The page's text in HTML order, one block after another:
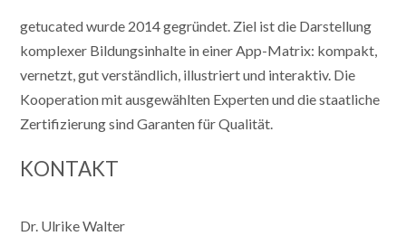
getucated wurde 2014 gegründet. Ziel ist die Darstellung
komplexer Bildungsinhalte in einer App-Matrix: kompakt,
vernetzt, gut verständlich, illustriert und interaktiv. Die
Kooperation mit ausgewählten Experten und die staatliche
Zertifizierung sind Garanten für Qualität.
KONTAKT
Dr. Ulrike Walter